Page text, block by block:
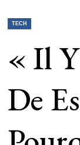
TECH
« Il
De